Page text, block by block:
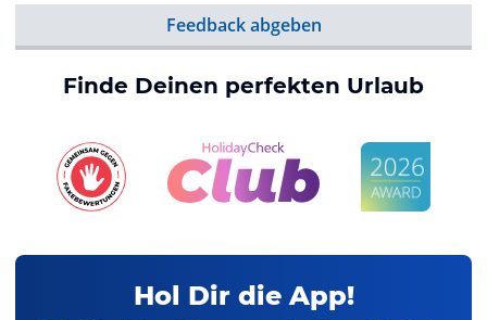
Feedback abgeben
Finde Deinen perfekten Urlaub
Hol Dir die App!